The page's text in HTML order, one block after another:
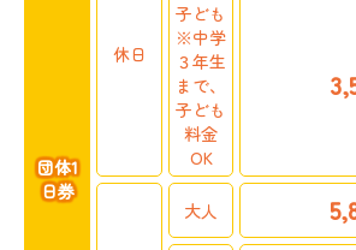
ライブカメラ
団体1
日券
休日
子ども
※中学
３年生
まで、
子ども
料金
OK
大人